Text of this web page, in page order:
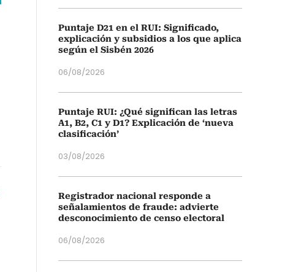
Puntaje D21 en el RUI: Significado,
explicación y subsidios a los que aplica
según el Sisbén 2026
06/08/2026
Puntaje RUI: ¿Qué significan las letras
A1, B2, C1 y D1? Explicación de ‘nueva
clasificación’
03/08/2026
Registrador nacional responde a
señalamientos de fraude: advierte
desconocimiento de censo electoral
06/08/2026